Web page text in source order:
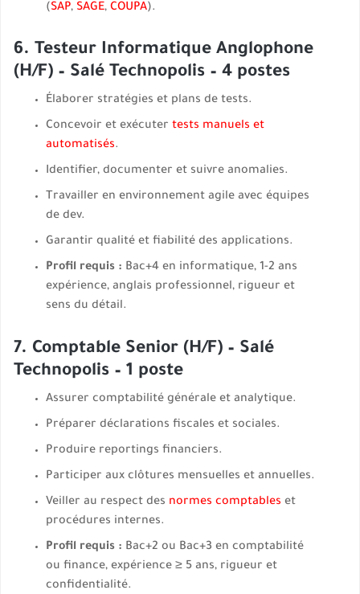
(SAP, SAGE, COUPA).
6. Testeur Informatique Anglophone
(H/F) – Salé Technopolis – 4 postes
Élaborer stratégies et plans de tests.
Concevoir et exécuter tests manuels et
automatisés.
Identifier, documenter et suivre anomalies.
Travailler en environnement agile avec équipes
de dev.
Garantir qualité et fiabilité des applications.
Profil requis : Bac+4 en informatique, 1-2 ans
expérience, anglais professionnel, rigueur et
sens du détail.
7. Comptable Senior (H/F) – Salé
Technopolis – 1 poste
Assurer comptabilité générale et analytique.
Préparer déclarations fiscales et sociales.
Produire reportings financiers.
Participer aux clôtures mensuelles et annuelles.
Veiller au respect des normes comptables et
procédures internes.
Profil requis : Bac+2 ou Bac+3 en comptabilité
ou finance, expérience ≥ 5 ans, rigueur et
confidentialité.